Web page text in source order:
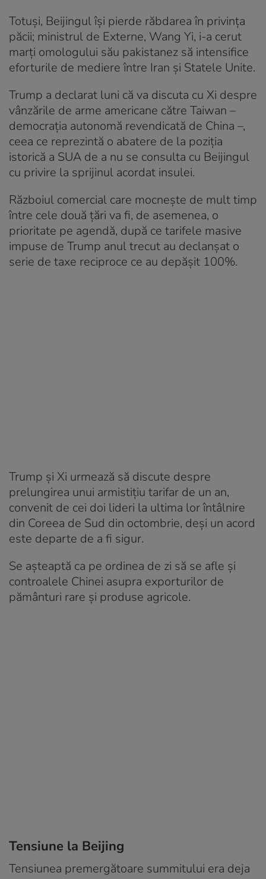
Totuși, Beijingul își pierde răbdarea în privința
păcii; ministrul de Externe, Wang Yi, i-a cerut
marți omologului său pakistanez să intensifice
eforturile de mediere între Iran și Statele Unite.
Trump a declarat luni că va discuta cu Xi despre
vânzările de arme americane către Taiwan –
democrația autonomă revendicată de China –,
ceea ce reprezintă o abatere de la poziția
istorică a SUA de a nu se consulta cu Beijingul
cu privire la sprijinul acordat insulei.
Războiul comercial care mocnește de mult timp
între cele două țări va fi, de asemenea, o
prioritate pe agendă, după ce tarifele masive
impuse de Trump anul trecut au declanșat o
serie de taxe reciproce ce au depășit 100%.
Trump și Xi urmează să discute despre
prelungirea unui armistițiu tarifar de un an,
convenit de cei doi lideri la ultima lor întâlnire
din Coreea de Sud din octombrie, deși un acord
este departe de a fi sigur.
Se așteaptă ca pe ordinea de zi să se afle și
controalele Chinei asupra exporturilor de
pământuri rare și produse agricole.
Tensiune la Beijing
Tensiunea premergătoare summitului era deja